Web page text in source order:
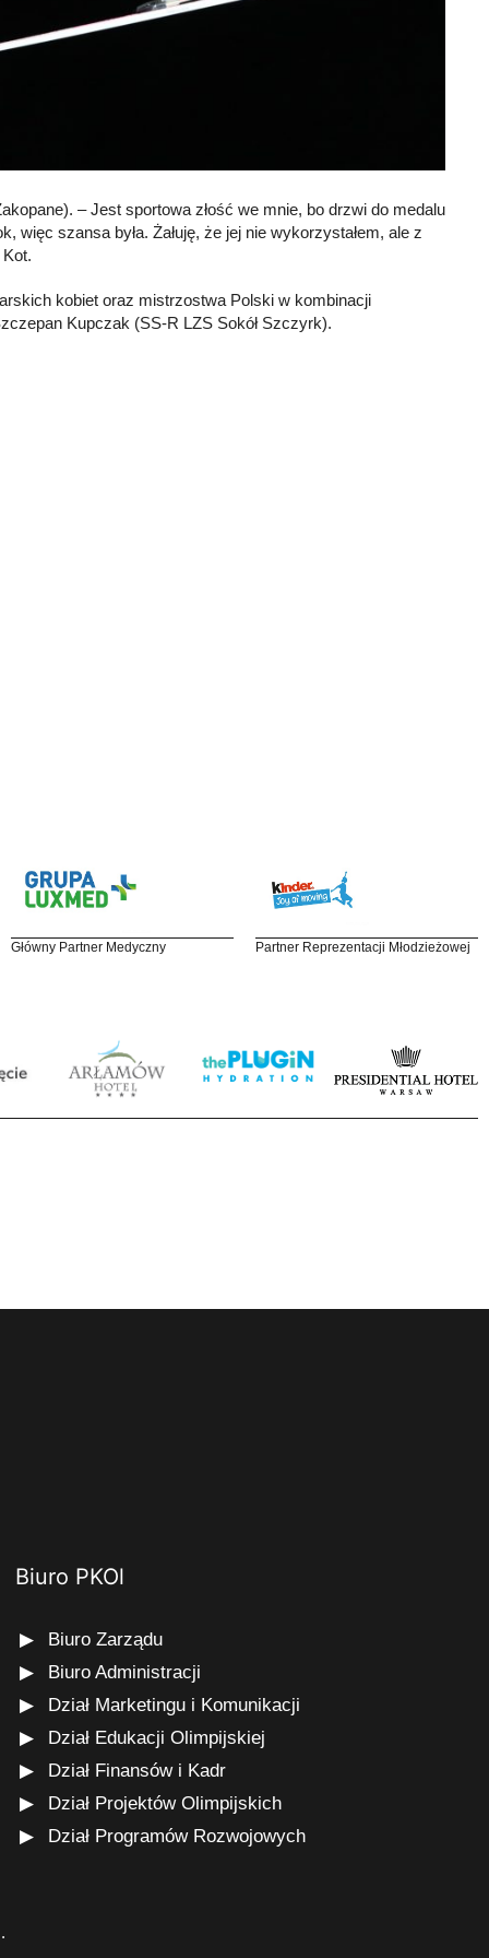
– Jest sportowa złość we mnie, bo drzwi do medalu
więc szansa była. Żałuję, że jej nie wykorzystałem, ale z
kobiet oraz mistrzostwa Polski w kombinacji
Kupczak (SS-R LZS Sokół Szczyrk).
Główny Partner Medyczny Partner Reprezentacji Młodzieżowej
Biuro PKOl
Biuro Zarządu
Biuro Administracji
Dział Marketingu i Komunikacji
Dział Edukacji Olimpijskiej
Dział Finansów i Kadr
Dział Projektów Olimpijskich
Dział Programów Rozwojowych
.